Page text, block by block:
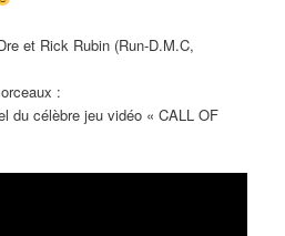
et Rick Rubin (Run-D.M.C,
:
du célèbre jeu vidéo « CALL OF